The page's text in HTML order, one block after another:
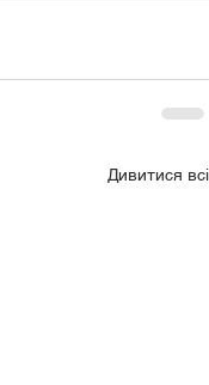
Дивитися всі